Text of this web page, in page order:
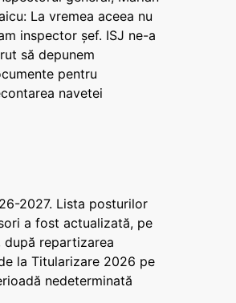
La vremea aceea nu
inspector șef. ISJ ne-a
să depunem
pentru
navetei
2027. Lista posturilor
a fost actualizată, pe
după repartizarea
la Titularizare 2026 pe
nedeterminată